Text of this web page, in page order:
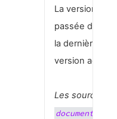
La version
passée doit
la dernière
version active.
Les sources
document-